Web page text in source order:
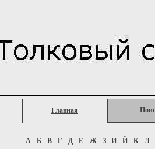
Главная
А Б В Г Д Е Ж З И Й К Л